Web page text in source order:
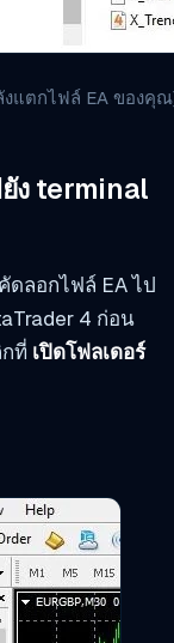
งแตกไฟล์ EA ของคุ
ง terminal
ดลอกไฟล์ EA ไป
4 ก่อน
ที่ เปิดโฟลเดอร์